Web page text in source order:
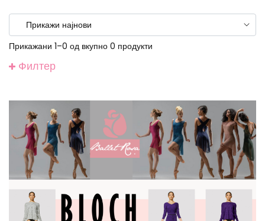
Прикажани 1–0 од вкупно 0 продукти
Филтер